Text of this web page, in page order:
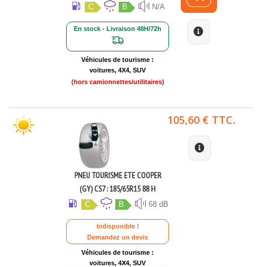
C B N/A
En stock - Livraison 48H/72h
Véhicules de tourisme :
voitures, 4X4, SUV
(hors camionnettes/utilitaires)
PNEU TOURISME ETE COOPER
(GY) CS7 : 185/65R15 88 H
C B 68 dB
Indisponible !
Demandez un devis
Véhicules de tourisme :
voitures, 4X4, SUV
105,60 € TTC.